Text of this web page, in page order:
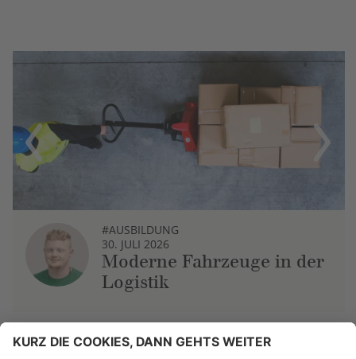
Previous
#AUSBILDUNG
30. JULI 2026
Moderne Fahrzeuge in der
Logistik
Next